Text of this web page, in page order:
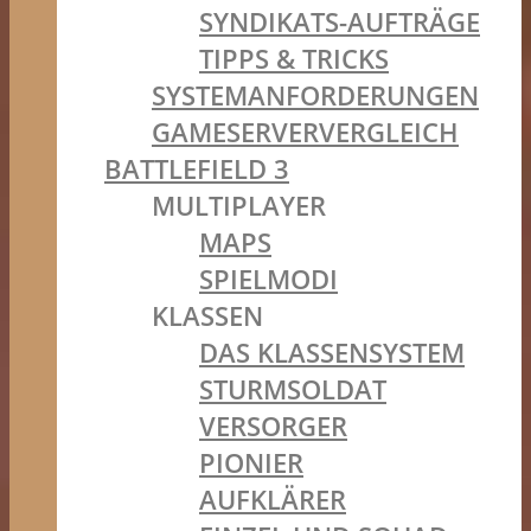
SYNDIKATS-AUFTRÄGE
TIPPS & TRICKS
SYSTEMANFORDERUNGEN
GAMESERVERVERGLEICH
BATTLEFIELD 3
MULTIPLAYER
MAPS
SPIELMODI
KLASSEN
DAS KLASSENSYSTEM
STURMSOLDAT
VERSORGER
PIONIER
AUFKLÄRER